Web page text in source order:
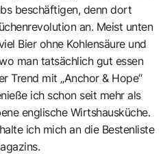
beschäftigen, denn dort
an. Meist unten
Bier ohne Kohlensäure und
man tatsächlich gut essen
Trend mit „Anchor & Hope“
ich schon seit mehr als
englische Wirtshausküche.
ich mich an die Bestenliste